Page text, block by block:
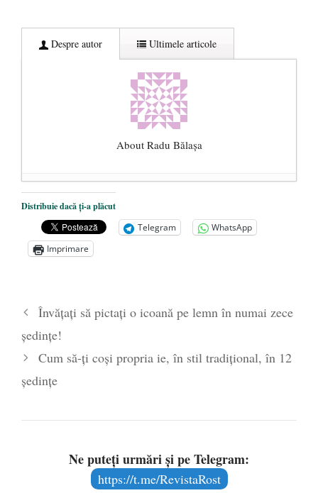
Despre autor Ultimele articole
About Radu Bălaşa
Șase măsuri pentru primenirea clasei
politice românești - 10 noiembrie 2020
Într-o țară în care se fură miliarde de euro,
memoria rezistenței anticomuniste este
sexuală” și obligativitatea vaccinării - 3
iunie 2020
Distribuie dacă ți-a plăcut
Telegram
WhatsApp
Imprimare
Învățați să pictați o icoană pe lemn în numai zece
ședințe!
Cum să-ți coși propria ie, în stil tradițional, în 12
ședințe
Ne puteți urmări și pe Telegram:
https://t.me/RevistaRost